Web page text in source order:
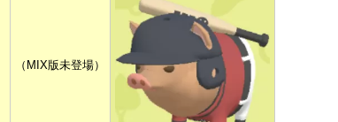
（MIX版未登場）